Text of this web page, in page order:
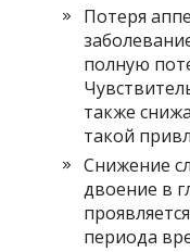
Потеря
полную
также
такой
Снижение
двоение в
периода